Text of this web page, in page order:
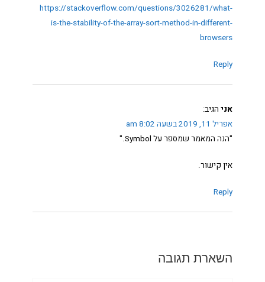
https://stackoverflow.com/questions/3026281/what-
is-the-stability-of-the-array-sort-method-in-different-
browsers
Reply
אני הגיב:
אפריל 11, 2019 בשעה 8:02 am
"הנה המאמר שמספר על Symbol."
אין קישור.
Reply
השארת תגובה